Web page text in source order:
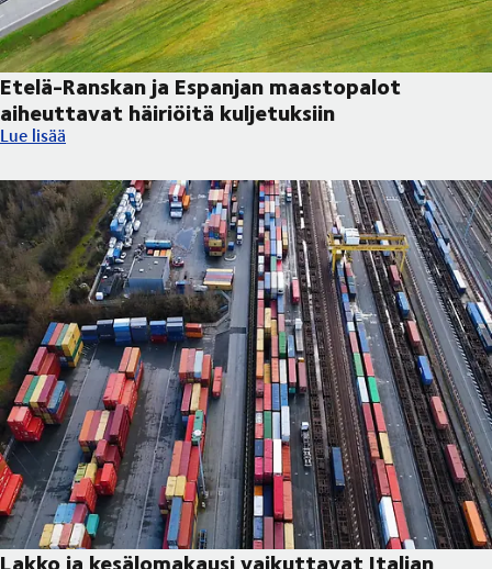
Etelä-Ranskan ja Espanjan maastopalot
aiheuttavat häiriöitä kuljetuksiin
Etelä-Ranskan ja Espanjan maastopalot aiheuttavat häiriöitä
Lue lisää
Lakko ja kesälomakausi vaikuttavat Italian